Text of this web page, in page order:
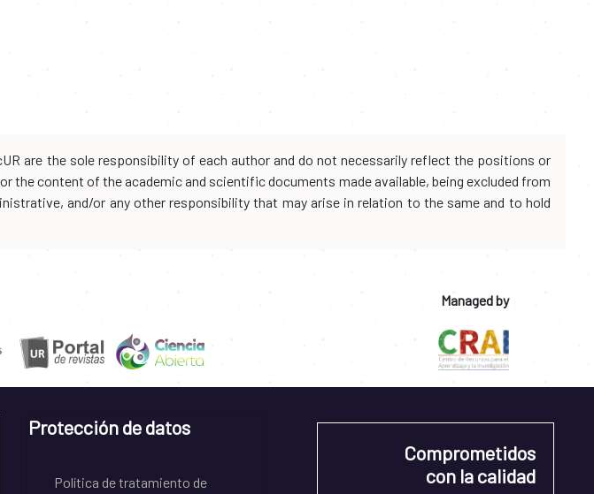
are the sole responsibility of each author and do not necessarily reflect the positions or
content of the academic and scientific documents made available, being excluded from
and/or any other responsibility that may arise in relation to the same and to hold
Managed by
Protección de datos
Política de tratamiento de
Comprometidos
con la calidad